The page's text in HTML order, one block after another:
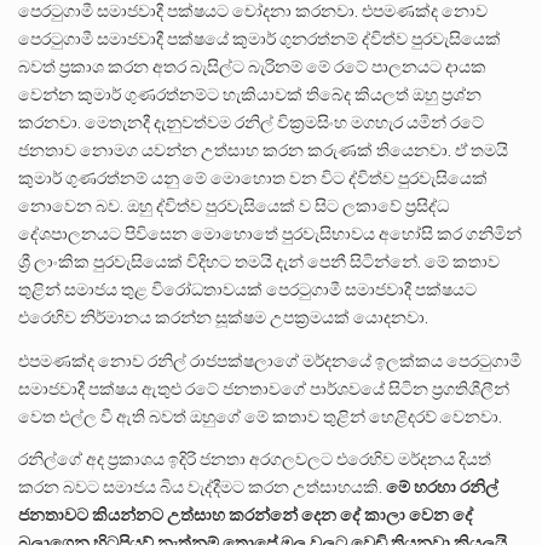
පෙරටුගාමී සමාජවාදී පක්ෂයට චෝදනා කරනවා. එපමණක්ද නොව
පෙරටුගාමී සමාජවාදී පක්ෂයේ කුමාර් ගුනරත්නම් ද්විත්ව පුරවැසියෙක්
බවත් ප්‍රකාශ කරන අතර බැසිල්ට බැරිනම් මේ රටේ පාලනයට දායක
වෙන්න කුමාර් ගුණරත්නම්ට හැකියාවක් තිබේද කියලත් ඔහු ප්‍රශ්න
කරනවා. මෙතැනදී දැනුවත්වම රනිල් වික්‍රමසිංහ මගහැර යමින් රටේ
ජනතාව නොමග යවන්න උත්සාහ කරන කරුණක් තියෙනවා. ඒ තමයි
කුමාර් ගුණරත්නම් යනු මේ මොහොත වන විට ද්විත්ව පුරවැසියෙක්
නොවෙන බව. ඔහු ද්විත්ව පුරවැසියෙක් ව සිට ලකාවේ ප්‍රසිද්ධ
දේශපාලනයට පිවිසෙන මොහොතේ පුරවැසිභාවය අහෝසි කර ගනිමින්
ශ්‍රී ලාංකික පුරවැසියෙක් විදිහට තමයි දැන් පෙනී සිටින්නේ. මේ කතාව
තුළින් සමාජය තුළ විරෝධතාවයක් පෙරටුගාමී සමාජවාදී පක්ෂයට
එරෙහිව නිර්මානය කරන්න සූක්ෂම උපක්‍රමයක් යොදනවා.
එපමණක්ද නොව රනිල් රාජපක්ෂලාගේ මර්දනයේ ඉලක්කය පෙරටුගාමී
සමාජවාදී පක්ෂය ඇතුළු රටේ ජනතාවගේ පාර්ශවයේ සිටින ප්‍රගතිශීලීන්
වෙත එල්ල වී ඇති බවත් ඔහුගේ මේ කතාව තුළින් හෙළිදරව් වෙනවා.
රනිල්ගේ අද ප්‍රකාශය ඉදිරි ජනතා අරගලවලට එරෙහිව මර්දනය දියත්
කරන බවට සමාජය බිය වැද්දීමට කරන උත්සාහයකි. මේ හරහා රනිල්
ජනතාවට කියන්නට උත්සාහ කරන්නේ දෙන දේ කාලා වෙන දේ